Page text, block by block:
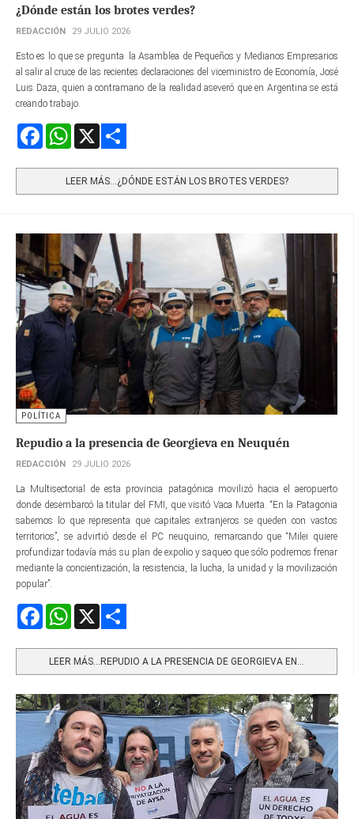
¿Dónde están los brotes verdes?
REDACCIÓN 29 JULIO 2026
Esto es lo que se pregunta la Asamblea de Pequeños y Medianos Empresarios
al salir al cruce de las recientes declaraciones del viceministro de Economía, José
Luis Daza, quien a contramano de la realidad aseveró que en Argentina se está
creando trabajo.
FacebookWhatsApp
LEER MÁS…¿DÓNDE ESTÁN LOS BROTES VERDES?
POLÍTICA
Repudio a la presencia de Georgieva en Neuquén
REDACCIÓN 29 JULIO 2026
La Multisectorial de esta provincia patagónica movilizó hacia el aeropuerto
donde desembarcó la titular del FMI, que visitó Vaca Muerta. “En la Patagonia
sabemos lo que representa que capitales extranjeros se queden con vastos
territorios”, se advirtió desde el PC neuquino, remarcando que “Milei quiere
profundizar todavía más su plan de expolio y saqueo que sólo podremos frenar
mediante la concientización, la resistencia, la lucha, la unidad y la movilización
popular”.
FacebookWhatsApp
LEER MÁS…REPUDIO A LA PRESENCIA DE GEORGIEVA EN...